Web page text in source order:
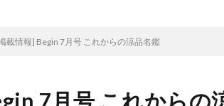
載情報] Begin 7月号 これからの涼品名鑑
7月号 これからの